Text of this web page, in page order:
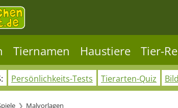
Tiernamen Haustiere Tier-
Persönlichkeits-Tests Tierarten-Quiz
Malvorlagen